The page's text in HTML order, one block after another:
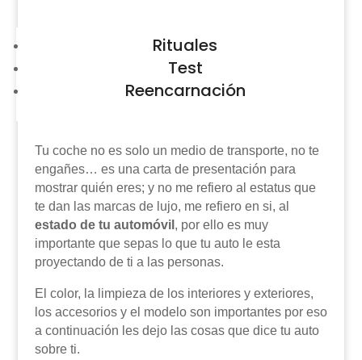
Rituales
Test
Reencarnación
Tu coche no es solo un medio de transporte, no te
engañes… es una carta de presentación para
mostrar quién eres; y no me refiero al estatus que
te dan las marcas de lujo, me refiero en si, al
estado de tu automóvil , por ello es muy
importante que sepas lo que tu auto le esta
proyectando de ti a las personas.
El color, la limpieza de los interiores y exteriores,
los accesorios y el modelo son importantes por eso
a continuación les dejo las cosas que dice tu auto
sobre ti.